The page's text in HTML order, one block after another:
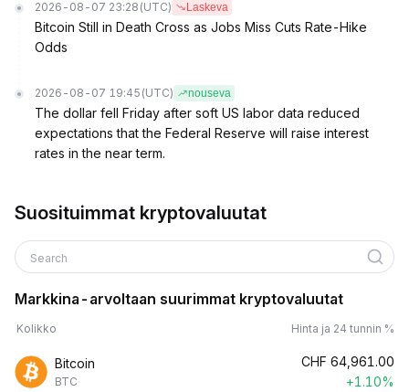
2026-08-07 23:28 (UTC) Laskeva
Bitcoin Still in Death Cross as Jobs Miss Cuts Rate-Hike
Odds
2026-08-07 19:45 (UTC) nouseva
The dollar fell Friday after soft US labor data reduced
expectations that the Federal Reserve will raise interest
rates in the near term.
Suosituimmat kryptovaluutat
Search
Markkina-arvoltaan suurimmat kryptovaluutat
Kolikko Hinta ja 24 tunnin %
Bitcoin
BTC
CHF 64,961.00
+1.10%